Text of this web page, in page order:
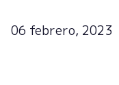
06 febrero, 2023